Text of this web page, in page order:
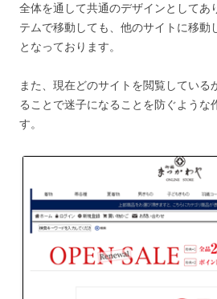
全体を通して共通のデザインとしてあ
テムで移動しても、他のサイトに移動
となっております。
また、現在どのサイトを閲覧している
ることで迷子になることを防ぐような
す。